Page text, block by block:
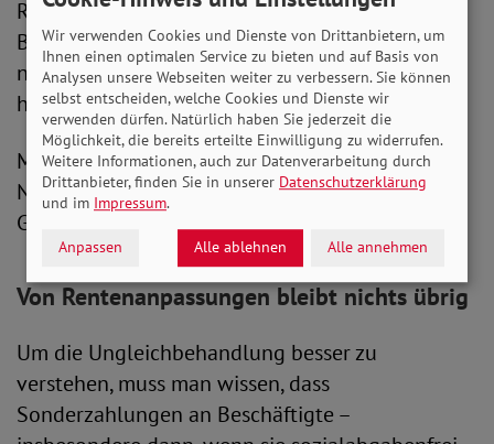
Rentenversicherung und der
Beamtenversorgung um zwei unterschiedliche,
nicht miteinander vergleichbare Systeme
handelt.
Mit seiner Forderung möchte der SoVD keine
Neiddebatte entfachen, sondern eine
Gerechtigkeitslücke schließen.
Von Rentenanpassungen bleibt nichts übrig
Um die Ungleichbehandlung besser zu
verstehen, muss man wissen, dass
Sonderzahlungen an Beschäftigte –
Wir verwenden Cookies und Dienste von Drittanbietern, um
Ihnen einen optimalen Service zu bieten und auf Basis von
Analysen unsere Webseiten weiter zu verbessern. Sie können
selbst entscheiden, welche Cookies und Dienste wir
verwenden dürfen. Natürlich haben Sie jederzeit die
Möglichkeit, die bereits erteilte Einwilligung zu widerrufen.
Weitere Informationen, auch zur Datenverarbeitung durch
Drittanbieter, finden Sie in unserer Datenschutzerklärung
und im Impressum.
Anpassen Alle ablehnen Alle annehmen